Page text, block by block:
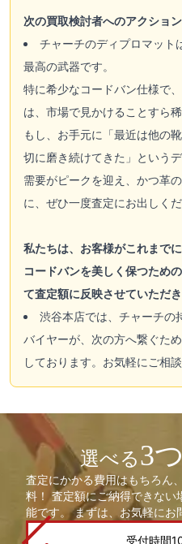
次の買取検討者へのアクション
チャーチのディプロマット
最高の武器です。
特に希少なコードバン仕様で
は、市場で見かけることすら
もし、お手元に「最近は他の
切に磨き続けてきた」という
需要がピークを迎え、かつ革
に、ぜひ一度査定にお出しくだ
私たちは、お客様がこれまで
コードバンを美しく保つため
て査定額に反映させていただき
渋谷本店では、チャーチの
バイヤーが、次の方へ繋ぐた
しております。お気軽にご相談
選べる3つ
査定にかかる費用はもちろん
料！ 査定額にご納得できない
能です。 まずは、お気軽にお
受付時間